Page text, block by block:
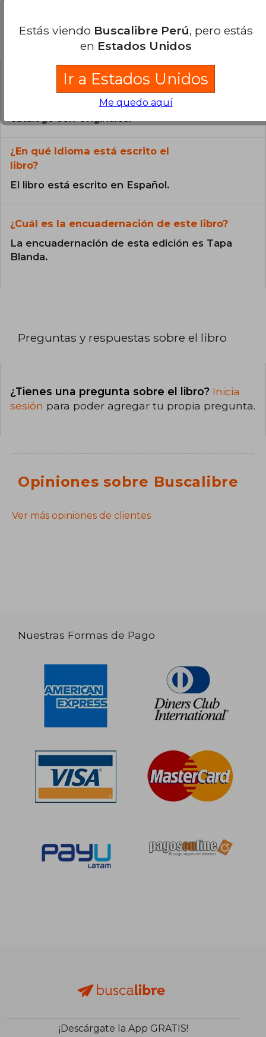
Preguntas frecuentes sobre el libro
¿El libro es original?
Todos los libros de nuestro
¿En qué Idioma está escrito el
libro?
El libro está escrito en Español.
¿Cuál es la encuadernación de este libro?
La encuadernación de esta edición es Tapa
Blanda.
Preguntas y respuestas sobre el libro
¿Tienes una pregunta sobre el libro? Inicia
sesión para poder agregar tu propia pregunta.
Opiniones sobre Buscalibre
Ver más opiniones de clientes
Nuestras Formas de Pago
¡Descárgate la App GRATIS!
Estás viendo Buscalibre Perú, pero estás
en Estados Unidos
Ir a Estados Unidos
Me quedo aquí